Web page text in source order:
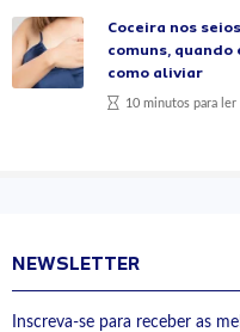
Coceira nos
comuns, quando
como aliviar
10 minutos para ler
NEWSLETTER
Inscreva-se para receber as